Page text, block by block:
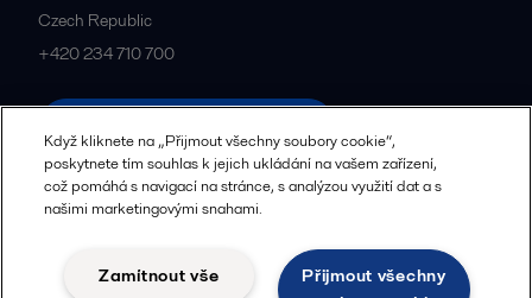
Czech Republic
+420 234 710 700
Zásady používání souborů cookie
Komunitní pravidla
Právní podmínky
Když kliknete na „Přijmout všechny soubory cookie“,
poskytnete tím souhlas k jejich ukládání na vašem zařízení,
což pomáhá s navigací na stránce, s analýzou využití dat a s
našimi marketingovými snahami.
Přijmout všechny
Zamítnout vše